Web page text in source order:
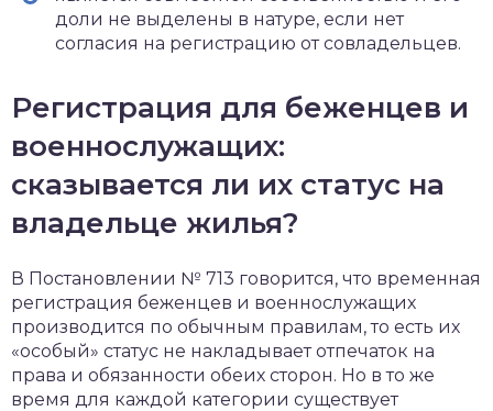
доли не выделены в натуре, если нет
согласия на регистрацию от совладельцев.
Регистрация для беженцев и
военнослужащих:
сказывается ли их статус на
владельце жилья?
В Постановлении № 713 говорится, что временная
регистрация беженцев и военнослужащих
производится по обычным правилам, то есть их
«особый» статус не накладывает отпечаток на
права и обязанности обеих сторон. Но в то же
время для каждой категории существует